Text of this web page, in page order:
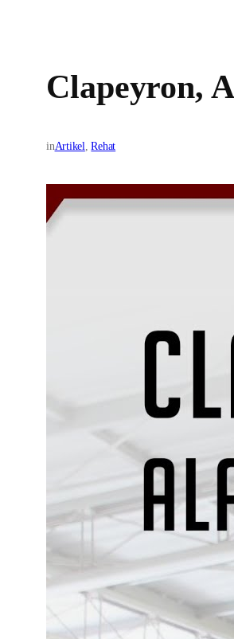
Clapeyron,
inArtikel, Rehat